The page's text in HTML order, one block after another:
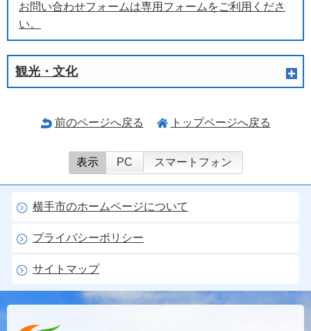
お問い合わせフォームは専用フォームをご利用くださ
い。
観光・文化
前のページへ戻る トップページへ戻る
表示 PC スマートフォン
横手市のホームページについて
プライバシーポリシー
サイトマップ